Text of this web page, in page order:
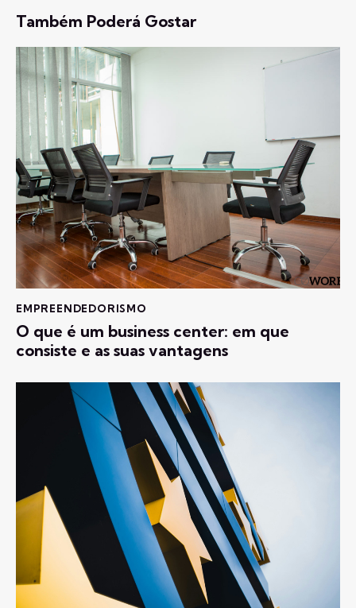
Também Poderá Gostar
EMPREENDEDORISMO
O que é um business center: em que
consiste e as suas vantagens